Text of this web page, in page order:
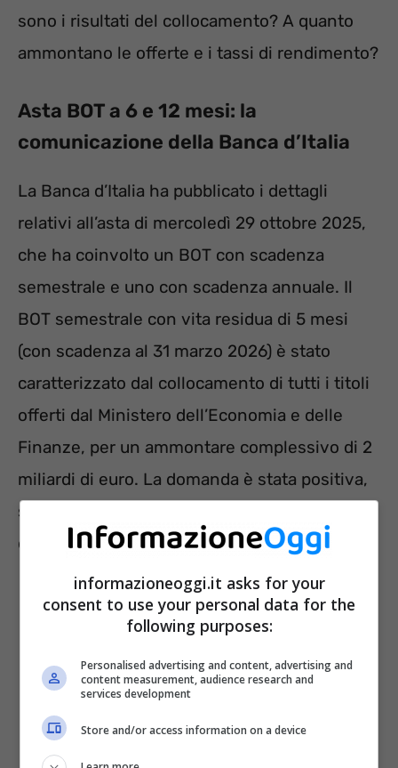
sono i risultati del collocamento? A quanto
ammontano le offerte e i tassi di rendimento?
Asta BOT a 6 e 12 mesi: la
comunicazione della Banca d’Italia
La Banca d’Italia ha pubblicato i dettagli
relativi all’asta di mercoledì 29 ottobre 2025,
che ha coinvolto un BOT con scadenza
semestrale e uno con scadenza annuale. Il
BOT semestrale con vita residua di 5 mesi
(con scadenza al 31 marzo 2026) è stato
caratterizzato dal collocamento di tutti i titoli
offerti dal Ministero dell’Economia e delle
Finanze, per un ammontare complessivo di 2
miliardi di euro. La domanda è stata positiva,
se si considerano le richieste per 3,52 miliardi
di euro.
informazioneoggi.it asks for your
consent to use your personal data for the
following purposes:
Personalised advertising and content, advertising and
content measurement, audience research and
services development
Store and/or access information on a device